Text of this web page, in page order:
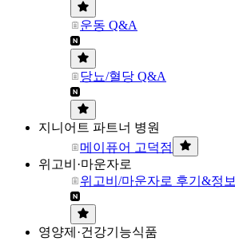
운동 Q&A
당뇨/혈당 Q&A
지니어트 파트너 병원
메이퓨어 고덕점
위고비·마운자로
위고비/마운자로 후기&정보
영양제·건강기능식품